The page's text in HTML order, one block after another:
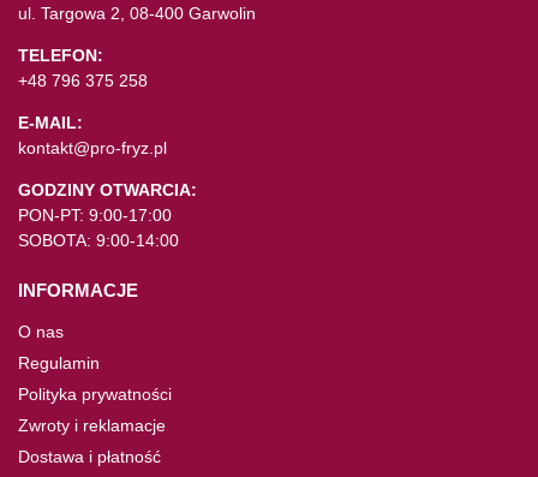
ul. Targowa 2, 08-400 Garwolin
TELEFON:
+48 796 375 258
E-MAIL:
kontakt@pro-fryz.pl
GODZINY OTWARCIA:
PON-PT: 9:00-17:00
SOBOTA: 9:00-14:00
INFORMACJE
O nas
Regulamin
Polityka prywatności
Zwroty i reklamacje
Dostawa i płatność